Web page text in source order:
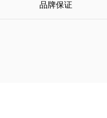
品牌保证